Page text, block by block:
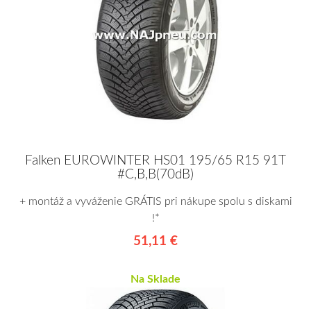
Falken EUROWINTER HS01 195/65 R15 91T
#C,B,B(70dB)
+ montáž a vyváženie GRÁTIS pri nákupe spolu s diskami
!*
51,11 €
Na Sklade